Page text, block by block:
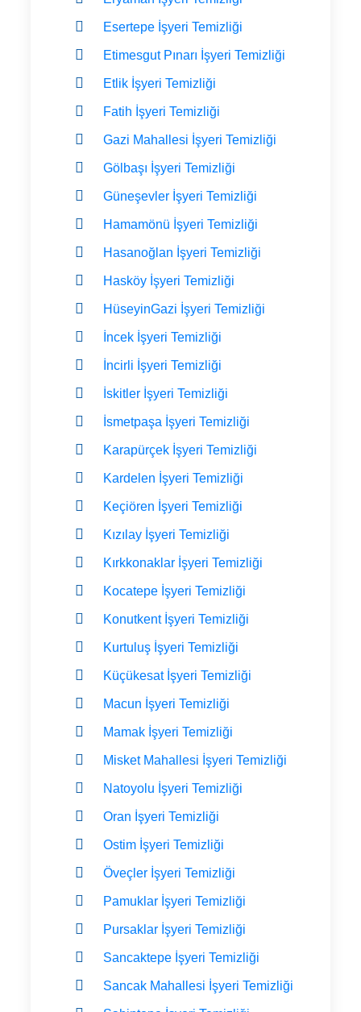
Esertepe İşyeri Temizliği
Etimesgut Pınarı İşyeri Temizliği
Etlik İşyeri Temizliği
Fatih İşyeri Temizliği
Gazi Mahallesi İşyeri Temizliği
Gölbaşı İşyeri Temizliği
Güneşevler İşyeri Temizliği
Hamamönü İşyeri Temizliği
Hasanoğlan İşyeri Temizliği
Hasköy İşyeri Temizliği
HüseyinGazi İşyeri Temizliği
İncek İşyeri Temizliği
İncirli İşyeri Temizliği
İskitler İşyeri Temizliği
İsmetpaşa İşyeri Temizliği
Karapürçek İşyeri Temizliği
Kardelen İşyeri Temizliği
Keçiören İşyeri Temizliği
Kızılay İşyeri Temizliği
Kırkkonaklar İşyeri Temizliği
Kocatepe İşyeri Temizliği
Konutkent İşyeri Temizliği
Kurtuluş İşyeri Temizliği
Küçükesat İşyeri Temizliği
Macun İşyeri Temizliği
Mamak İşyeri Temizliği
Misket Mahallesi İşyeri Temizliği
Natoyolu İşyeri Temizliği
Oran İşyeri Temizliği
Ostim İşyeri Temizliği
Öveçler İşyeri Temizliği
Pamuklar İşyeri Temizliği
Pursaklar İşyeri Temizliği
Sancaktepe İşyeri Temizliği
Sancak Mahallesi İşyeri Temizliği